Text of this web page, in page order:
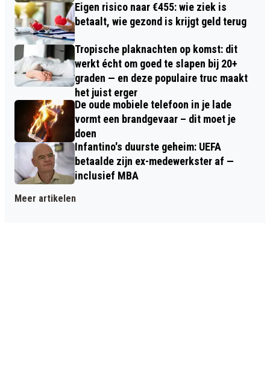
Eigen risico naar €455: wie ziek is
betaalt, wie gezond is krijgt geld terug
Tropische plaknachten op komst: dit
werkt écht om goed te slapen bij 20+
graden — en deze populaire truc maakt
het juist erger
De oude mobiele telefoon in je lade
vormt een brandgevaar – dit moet je
doen
Infantino's duurste geheim: UEFA
betaalde zijn ex-medewerkster af —
inclusief MBA
Meer artikelen